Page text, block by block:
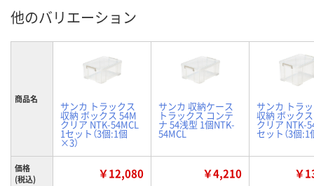
他のバリエーション
商品名
サンカ トラックス
収納 ボックス 54M
クリア NTK-54MCL
1セット（3個:1個
×3）
サンカ 収納ケース
トラックス コンテ
ナ 54浅型 1個NTK-
54MCL
サンカ トラ
収納 ボック
クリア NTK-
セット（3個:1
価格
(税込)
￥12,080 ￥4,210 ￥